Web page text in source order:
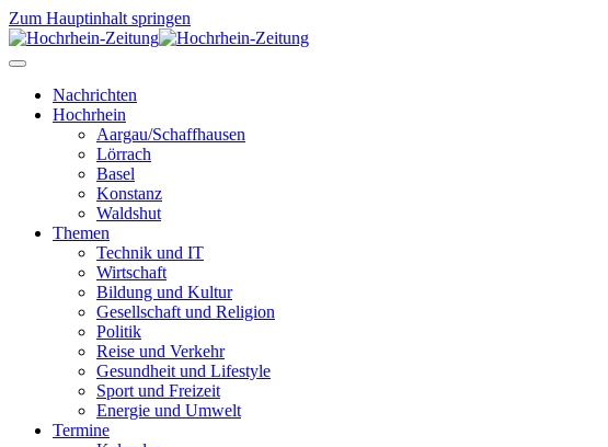
Zum Hauptinhalt springen
Nachrichten
Hochrhein
Aargau/Schaffhausen
Lörrach
Basel
Konstanz
Waldshut
Themen
Technik und IT
Wirtschaft
Bildung und Kultur
Gesellschaft und Religion
Politik
Reise und Verkehr
Gesundheit und Lifestyle
Sport und Freizeit
Energie und Umwelt
Termine